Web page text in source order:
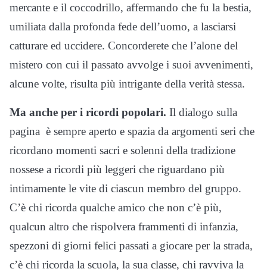
mercante e il coccodrillo, affermando che fu la bestia,
umiliata dalla profonda fede dell’uomo, a lasciarsi
catturare ed uccidere. Concorderete che l’alone del
mistero con cui il passato avvolge i suoi avvenimenti,
alcune volte, risulta più intrigante della verità stessa.
Ma anche per i ricordi popolari. Il dialogo sulla
pagina è sempre aperto e spazia da argomenti seri che
ricordano momenti sacri e solenni della tradizione
nossese a ricordi più leggeri che riguardano più
intimamente le vite di ciascun membro del gruppo.
C’è chi ricorda qualche amico che non c’è più,
qualcun altro che rispolvera frammenti di infanzia,
spezzoni di giorni felici passati a giocare per la strada,
c’è chi ricorda la scuola, la sua classe, chi ravviva la